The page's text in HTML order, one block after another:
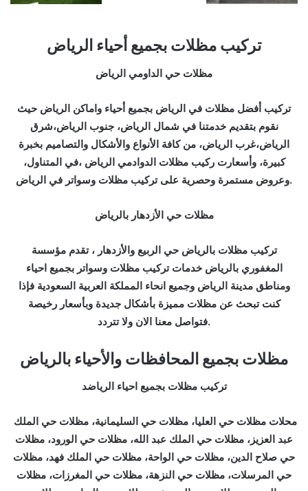
تركيب مظلات بجميع أحياء الرياض
مظلات حي الداومي الرياض
تركيب أفضل مظلات في الرياض بجميع أحياء واماكن الرياض حيث
نقوم بتقديم خدمتنا في شمال الرياض، جنوب الرياض،شرق
الرياض،غرب الرياض، من كافة الأنواع والأشكال والتصاميم بخبرة
كبيرة، وأسعارت ركيب مظلات الدوادمي الرياض ،في المتناول،
وعروض مستمرة وحصرية على تركيب مظلات وسواتر في الرياض.
مظلات حي الأزدهار بالرياض
تركيب مظلات بالرياض حي الربيع والأزدهار ، تقدم مؤسسة
المغفوري بالرياض خدمات تركيب مظلات وسواتر بجميع احياء
ومناطق مدينة الرياض وجميع انحاء المملكة العربية السعودية فإذا
كنت تبحث عن مظلات مميزة بأشكال جديدة وبأسعار رخيصة
فتواصل معنا الان ولا تتردد.
مظلات بجميع المحافظات والأحياء بالرياض
تركيب مظلات بجميع احياء الرياضد
عبد العزيز، مظلات حي الملك عبد الله، مظلات حي الورود، مظلات
حي صلاح الدين، مظلات حي الواحة، مظلات حي الملك فهد، مظلات
حي المرسلات، مظلات حي النزهة، مظلات حي المغرزات، مظلات